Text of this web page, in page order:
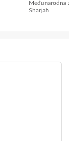
Međunarodna
Sharjah